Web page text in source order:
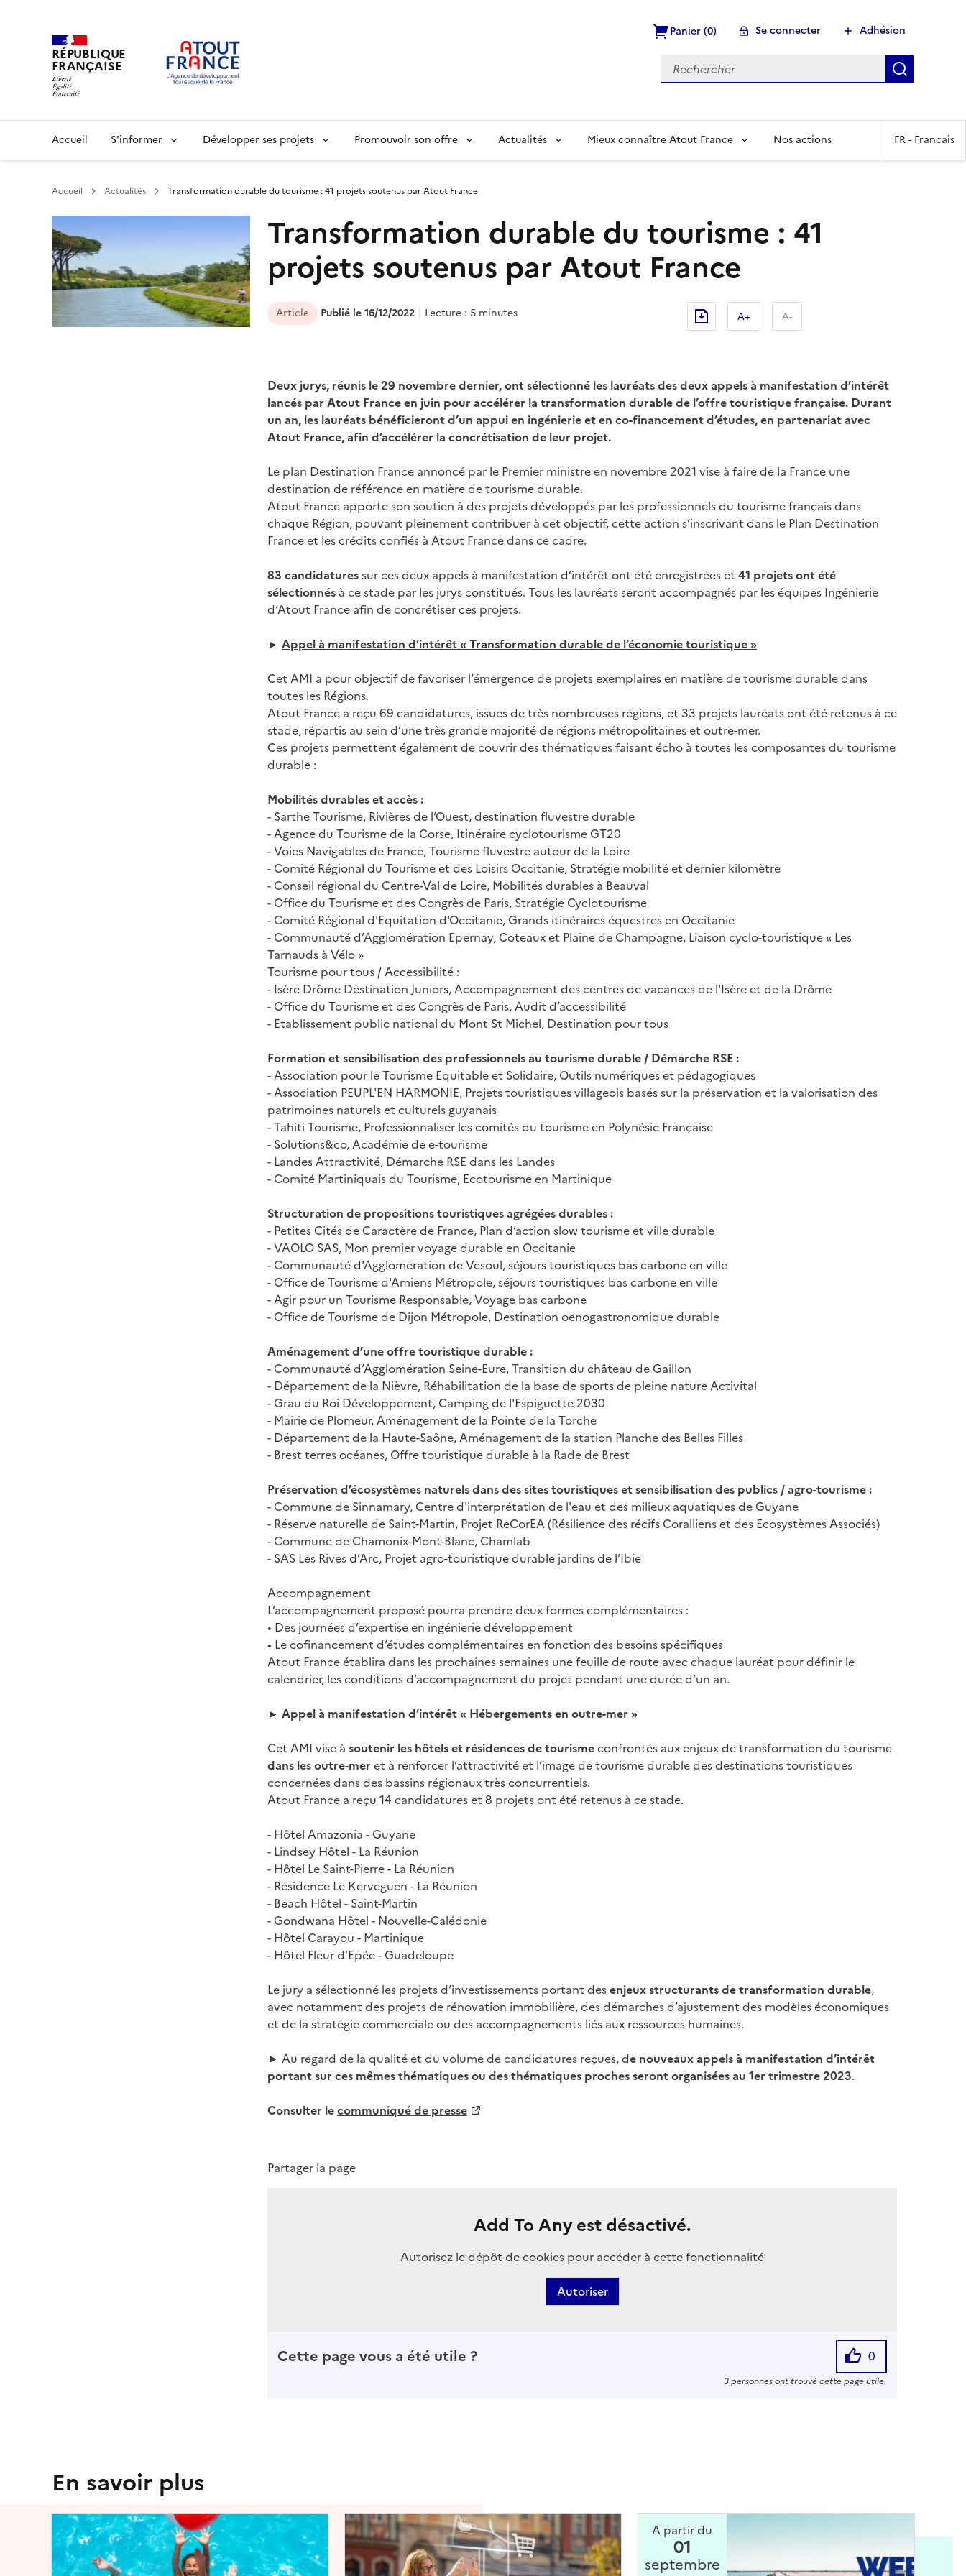
principal
RÉPUBLIQUE
FRANÇAISE
Panier (0) Se connecter Adhésion
Main
Accueil S'informer Développer ses projets Promouvoir son offre Actualités Mieux connaître Atout France Nos actions FR - Francais
Accueil Actualités Transformation durable du tourisme : 41 projets soutenus par Atout France
Transformation durable du tourisme : 41
projets soutenus par Atout France
Article Publié le 16/12/2022 Lecture : 5 minutes A+ A-
Deux jurys, réunis le 29 novembre dernier, ont sélectionné les lauréats des deux appels à manifestation d’intérêt
lancés par Atout France en juin pour accélérer la transformation durable de l’offre touristique française. Durant
un an, les lauréats bénéficieront d’un appui en ingénierie et en co-financement d’études, en partenariat avec
Atout France, afin d’accélérer la concrétisation de leur projet.
Le plan Destination France annoncé par le Premier ministre en novembre 2021 vise à faire de la France une
destination de référence en matière de tourisme durable.
Atout France apporte son soutien à des projets développés par les professionnels du tourisme français dans
chaque Région, pouvant pleinement contribuer à cet objectif, cette action s’inscrivant dans le Plan Destination
France et les crédits confiés à Atout France dans ce cadre.
83 candidaturessur ces deux appels à manifestation d’intérêt ont été enregistrées et 41 projets ont été
sélectionnés à ce stade par les jurys constitués. Tous les lauréats seront accompagnés par les équipes Ingénierie
d’Atout France afin de concrétiser ces projets.
► Appel à manifestation d’intérêt « Transformation durable de l’économie touristique »
Cet AMI a pour objectif de favoriser l’émergence de projets exemplaires en matière de tourisme durable dans
toutes les Régions.
Atout France a reçu 69 candidatures, issues de très nombreuses régions, et 33 projets lauréats ont été retenus à ce
stade, répartis au sein d’une très grande majorité de régions métropolitaines et outre-mer.
Ces projets permettent également de couvrir des thématiques faisant écho à toutes les composantes du tourisme
durable :
Mobilités durables et accès :
- Sarthe Tourisme, Rivières de l’Ouest, destination fluvestre durable
-Agence du Tourisme de la Corse, Itinéraire cyclotourisme GT20
-Voies Navigables de France, Tourisme fluvestre autour de la Loire
- Comité Régional du Tourisme et des Loisirs Occitanie, Stratégie mobilité et dernier kilomètre
- Conseil régional du Centre-Val de Loire, Mobilités durables à Beauval
- Office du Tourisme et des Congrès de Paris, Stratégie Cyclotourisme
- Comité Régional d'Equitation d'Occitanie, Grands itinéraires équestres en Occitanie
- Communauté d’Agglomération Epernay, Coteaux et Plaine de Champagne, Liaison cyclo-touristique « Les
Tarnauds à Vélo »
Tourisme pour tous / Accessibilité :
- Isère Drôme Destination Juniors, Accompagnement des centres de vacances de l'Isère et de la Drôme
- Office du Tourisme et des Congrès de Paris, Audit d’accessibilité
- Etablissement public national du Mont St Michel, Destination pour tous
Formation et sensibilisation des professionnels au tourisme durable / Démarche RSE :
-Association pour le Tourisme Equitable et Solidaire, Outils numériques et pédagogiques
-Association PEUPL'EN HARMONIE, Projets touristiques villageois basés sur la préservation et la valorisation des
patrimoines naturels et culturels guyanais
-Tahiti Tourisme, Professionnaliser les comités du tourisme en Polynésie Française
- Solutions&co, Académie de e-tourisme
- Landes Attractivité, Démarche RSE dans les Landes
- Comité Martiniquais du Tourisme, Ecotourisme en Martinique
Structuration de propositions touristiques agrégées durables :
- Petites Cités de Caractère de France, Plan d’action slow tourisme et ville durable
-VAOLO SAS, Mon premier voyage durable en Occitanie
- Communauté d'Agglomération de Vesoul, séjours touristiques bas carbone en ville
- Office de Tourisme d'Amiens Métropole, séjours touristiques bas carbone en ville
-Agir pour un Tourisme Responsable, Voyage bas carbone
- Office de Tourisme de Dijon Métropole, Destination oenogastronomique durable
Aménagement d’une offre touristique durable :
- Communauté d’Agglomération Seine-Eure, Transition du château de Gaillon
- Département de la Nièvre, Réhabilitation de la base de sports de pleine nature Activital
-Grau du Roi Développement, Camping de l'Espiguette 2030
- Mairie de Plomeur, Aménagement de la Pointe de la Torche
- Département de la Haute-Saône, Aménagement de la station Planche des Belles Filles
- Brest terres océanes, Offre touristique durable à la Rade de Brest
Préservation d’écosystèmes naturels dans des sites touristiques et sensibilisation des publics / agro-tourisme :
- Commune de Sinnamary, Centre d'interprétation de l'eau et des milieux aquatiques de Guyane
- Réserve naturelle de Saint-Martin, Projet ReCorEA (Résilience des récifs Coralliens et des Ecosystèmes Associés)
- Commune de Chamonix-Mont-Blanc, Chamlab
- SAS Les Rives d’Arc, Projet agro-touristique durable jardins de l’Ibie
Accompagnement
L’accompagnement proposé pourra prendre deux formes complémentaires :
• Des journées d’expertise en ingénierie développement
• Le cofinancement d’études complémentaires en fonction des besoins spécifiques
Atout France établira dans les prochaines semaines une feuille de route avec chaque lauréat pour définir le
calendrier, les conditions d’accompagnement du projet pendant une durée d’un an.
► Appel à manifestation d’intérêt « Hébergements en outre-mer »
Cet AMI vise à soutenir les hôtels et résidences de tourismeconfrontés aux enjeux de transformation du tourisme
dans les outre-mer et à renforcer l’attractivité et l’image de tourisme durable des destinations touristiques
concernées dans des bassins régionaux très concurrentiels.
Atout France a reçu 14 candidatures et 8 projets ont été retenus à ce stade.
- Hôtel Amazonia - Guyane
- Lindsey Hôtel - La Réunion
- Hôtel Le Saint-Pierre - La Réunion
- Résidence Le Kerveguen - La Réunion
- Beach Hôtel - Saint-Martin
-Gondwana Hôtel - Nouvelle-Calédonie
- Hôtel Carayou - Martinique
- Hôtel Fleur d’Epée - Guadeloupe
Le jury a sélectionné les projets d’investissements portant desenjeux structurants de transformation durable,
avec notamment des projets de rénovation immobilière, des démarches d’ajustement des modèles économiques
et de la stratégie commerciale ou des accompagnements liés aux ressources humaines.
► Au regard de la qualité et du volume de candidatures reçues, de nouveaux appels à manifestation d’intérêt
portant sur ces mêmes thématiques ou des thématiques proches seront organisées au 1er trimestre 2023.
Consulter lecommuniqué de presse
Partager la page
Add To Any est désactivé.
Autorisez le dépôt de cookies pour accéder à cette fonctionnalité
Autoriser
Cette page vous a été utile ? 0
3 personnes ont trouvé cette page utile.
En savoir plus
A partir du
01
septembre